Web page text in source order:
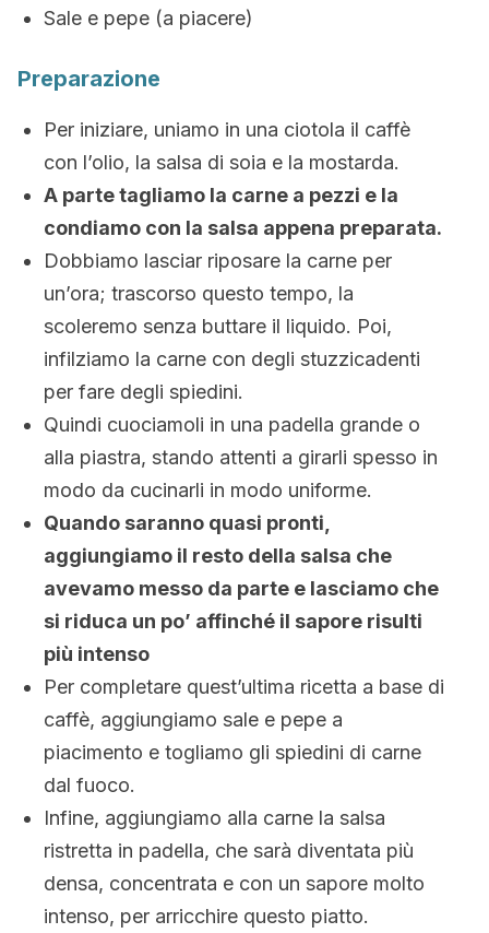
Sale e pepe (a piacere)
Preparazione
Per iniziare, uniamo in una ciotola il caffè
con l’olio, la salsa di soia e la mostarda.
A parte tagliamo la carne a pezzi e la
condiamo con la salsa appena preparata.
Dobbiamo lasciar riposare la carne per
un’ora; trascorso questo tempo, la
scoleremo senza buttare il liquido. Poi,
infilziamo la carne con degli stuzzicadenti
per fare degli spiedini.
Quindi cuociamoli in una padella grande o
alla piastra, stando attenti a girarli spesso in
modo da cucinarli in modo uniforme.
Quando saranno quasi pronti,
aggiungiamo il resto della salsa che
avevamo messo da parte e lasciamo che
si riduca un po’ affinché il sapore risulti
più intenso
Per completare quest’ultima ricetta a base di
caffè, aggiungiamo sale e pepe a
piacimento e togliamo gli spiedini di carne
dal fuoco.
Infine, aggiungiamo alla carne la salsa
ristretta in padella, che sarà diventata più
densa, concentrata e con un sapore molto
intenso, per arricchire questo piatto.